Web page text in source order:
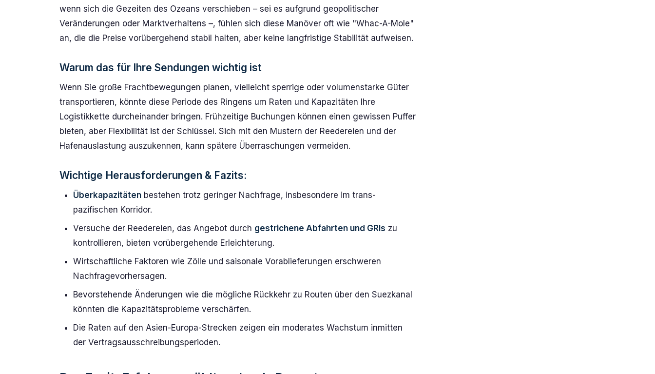
wenn sich die Gezeiten des Ozeans verschieben – sei es aufgrund geopolitischer
Veränderungen oder Marktverhaltens –, fühlen sich diese Manöver oft wie "Whac-A-Mole"
an, die die Preise vorübergehend stabil halten, aber keine langfristige Stabilität aufweisen.
Warum das für Ihre Sendungen wichtig ist
Wenn Sie große Frachtbewegungen planen, vielleicht sperrige oder volumenstarke Güter
transportieren, könnte diese Periode des Ringens um Raten und Kapazitäten Ihre
Logistikkette durcheinander bringen. Frühzeitige Buchungen können einen gewissen Puffer
bieten, aber Flexibilität ist der Schlüssel. Sich mit den Mustern der Reedereien und der
Hafenauslastung auszukennen, kann spätere Überraschungen vermeiden.
Wichtige Herausforderungen & Fazits:
Überkapazitäten bestehen trotz geringer Nachfrage, insbesondere im trans-
pazifischen Korridor.
Versuche der Reedereien, das Angebot durch gestrichene Abfahrten und GRIs zu
kontrollieren, bieten vorübergehende Erleichterung.
Wirtschaftliche Faktoren wie Zölle und saisonale Vorablieferungen erschweren
Nachfragevorhersagen.
Bevorstehende Änderungen wie die mögliche Rückkehr zu Routen über den Suezkanal
könnten die Kapazitätsprobleme verschärfen.
Die Raten auf den Asien-Europa-Strecken zeigen ein moderates Wachstum inmitten
der Vertragsausschreibungsperioden.